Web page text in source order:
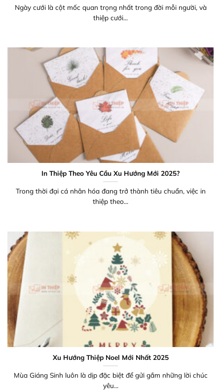
Ngày cưới là cột mốc quan trọng nhất trong đời mỗi người, và
thiệp cưới...
In Thiệp Theo Yêu Cầu Xu Hướng Mới 2025?
Trong thời đại cá nhân hóa đang trở thành tiêu chuẩn, việc in
thiệp theo...
Xu Hướng Thiệp Noel Mới Nhất 2025
Mùa Giáng Sinh luôn là dịp đặc biệt để gửi gắm những lời chúc
yêu...